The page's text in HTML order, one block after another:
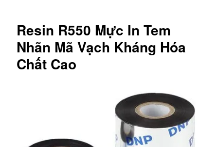
Resin R550 Mực In Tem
Nhãn Mã Vạch Kháng Hóa
Chất Cao